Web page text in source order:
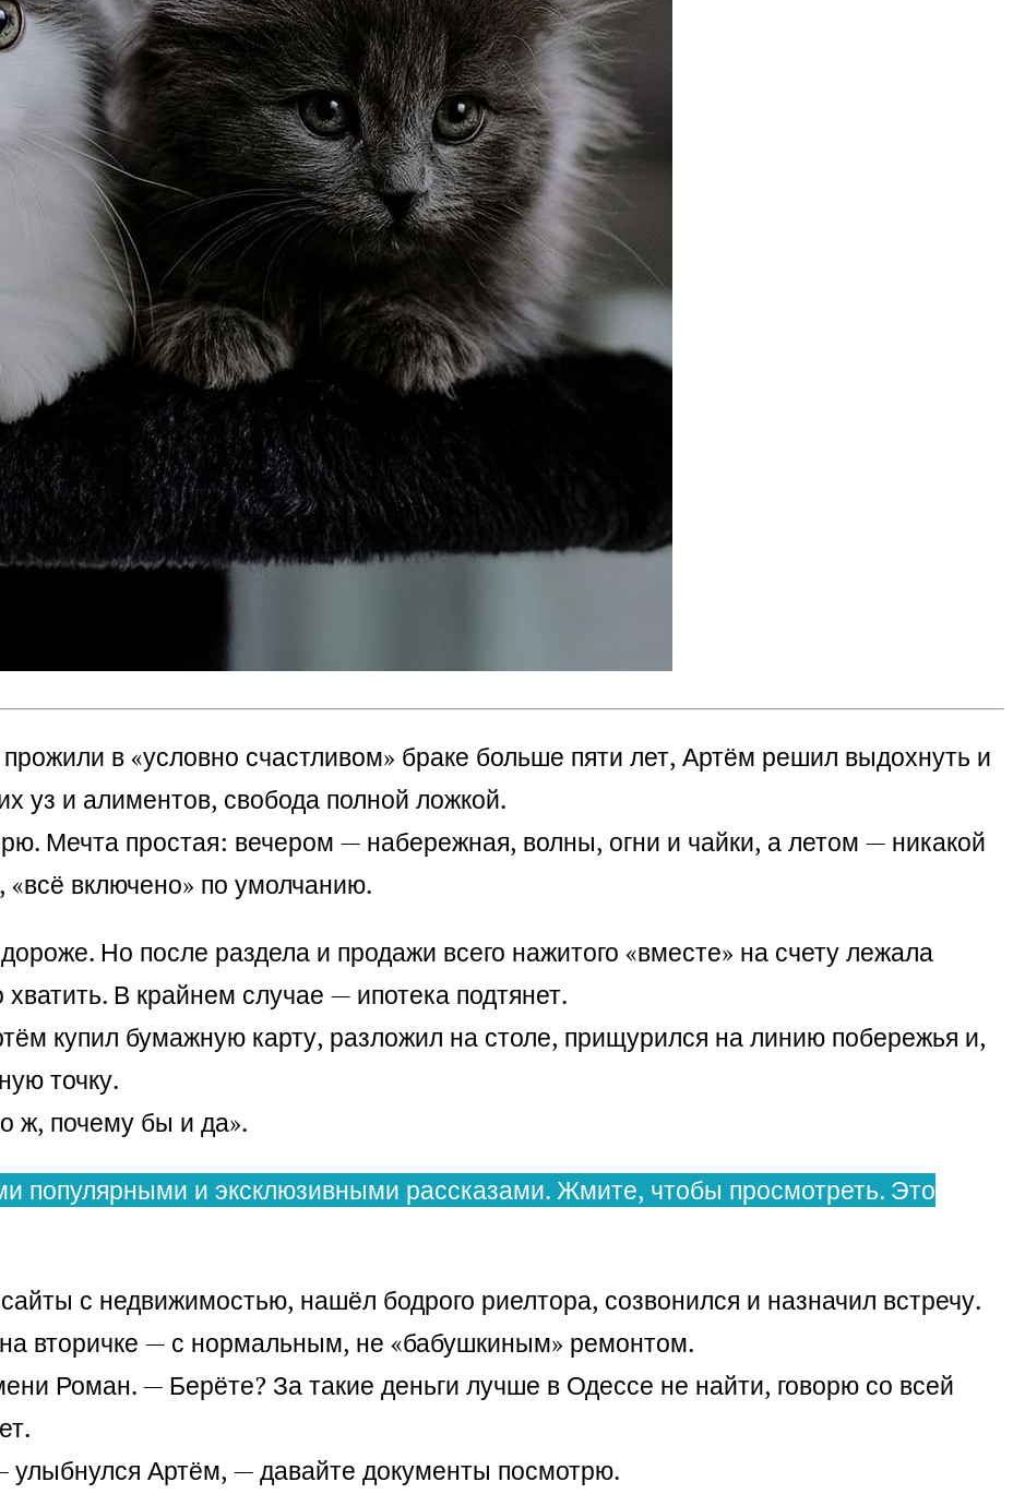
в «условно счастливом» браке больше пяти лет, Артём решил выдохнуть и
уз и алиментов, свобода полной ложкой.
Мечта простая: вечером — набережная, волны, огни и чайки, а летом — никакой
включено» по умолчанию.
Но после раздела и продажи всего нажитого «вместе» на счету лежала
В крайнем случае — ипотека подтянет.
купил бумажную карту, разложил на столе, прищурился на линию побережья и,
точку.
ж, почему бы и да».
популярными и эксклюзивными рассказами. Жмите, чтобы просмотреть. Это
с недвижимостью, нашёл бодрого риелтора, созвонился и назначил встречу.
вторичке — с нормальным, не «бабушкиным» ремонтом.
Роман. — Берёте? За такие деньги лучше в Одессе не найти, говорю со всей
улыбнулся Артём, — давайте документы посмотрю.